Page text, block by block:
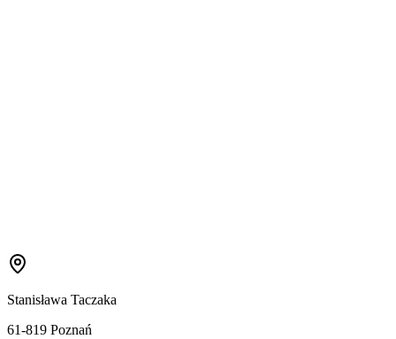
Stanisława Taczaka
61-819 Poznań